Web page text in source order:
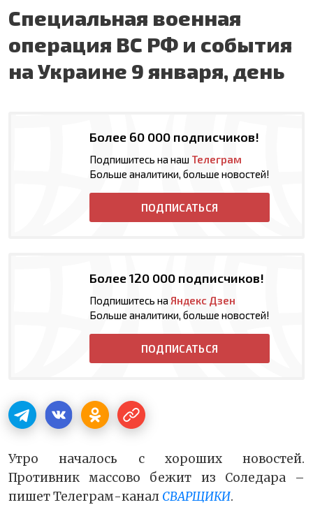
Специальная военная
операция ВС РФ и события
на Украине 9 января, день
Более 60 000 подписчиков!
Подпишитесь на наш Телеграм
Больше аналитики, больше новостей!
ПОДПИСАТЬСЯ
Более 120 000 подписчиков!
Подпишитесь на Яндекс Дзен
Больше аналитики, больше новостей!
ПОДПИСАТЬСЯ
Утро началось с хороших новостей.
Противник массово бежит из Соледара –
пишет Телеграм-канал СВАРЩИКИ.